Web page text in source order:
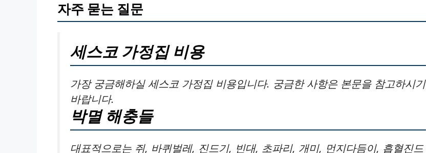
자주 묻는 질문
세스코 가정집 비용
가장 궁금해하실 세스코 가정집 비용입니다. 궁금한 사항은 본문을 참고하시기
바랍니다.
박멸 해충들
대표적으로는 쥐, 바퀴벌레, 진드기, 빈대, 초파리, 개미, 먼지다듬이, 흡혈진드